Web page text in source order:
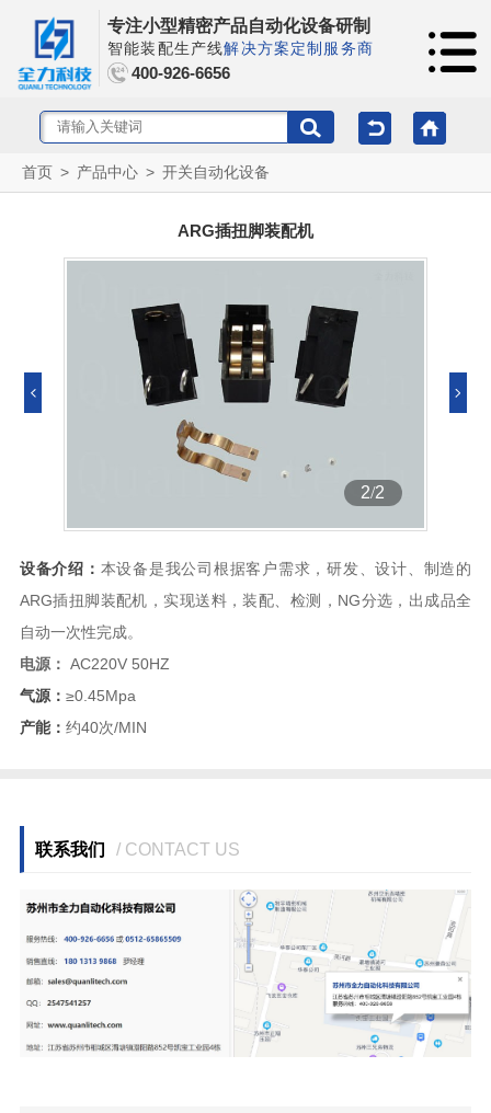
专注小型精密产品自动化设备研制
智能装配生产线解决方案定制服务商
400-926-6656
首页 > 产品中心 > 开关自动化设备
ARG插扭脚装配机
2/2
设备介绍： 本设备是我公司根据客户需求，研发、设计、制造的
ARG插扭脚装配机，实现送料，装配、检测，NG分选，出成品全
自动一次性完成。
电源： AC220V 50HZ
气源： ≥0.45Mpa
产能： 约40次/MIN
联系我们 / CONTACT US